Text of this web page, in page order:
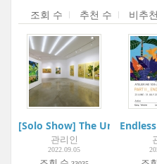
조회 수 추천 수 비추
[Solo Show] The Universe
관리인
2022.09.05